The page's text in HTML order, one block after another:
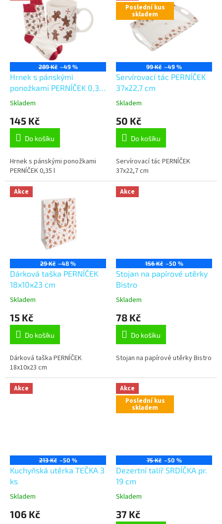
289 Kč –49 %
Hrnek s pánskými
ponožkami PERNÍČEK 0,35
l
Skladem
145 Kč
Do košíku
Hrnek s pánskými ponožkami
PERNÍČEK 0,35 l
Poslední kus
skladem
99 Kč –49 %
Servírovací tác PERNÍČEK
37x22,7 cm
Skladem
50 Kč
Do košíku
Servírovací tác PERNÍČEK
37x22,7 cm
Akce
29 Kč –48 %
Dárková taška PERNÍČEK
18x10x23 cm
Skladem
15 Kč
Do košíku
Dárková taška PERNÍČEK
18x10x23 cm
Akce
156 Kč –50 %
Stojan na papírové utěrky
Bistro
Skladem
78 Kč
Do košíku
Stojan na papírové utěrky Bistro
Akce
213 Kč –50 %
Kuchyňská utěrka TEČKA 3
ks
Skladem
106 Kč
Akce
Poslední kus
skladem
75 Kč –50 %
Dezertní talíř SRDÍČKA pr.
19 cm
Skladem
37 Kč